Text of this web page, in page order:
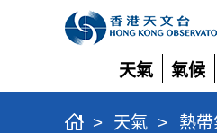
天氣
展
開
氣候
展
開
> 天氣 > 熱